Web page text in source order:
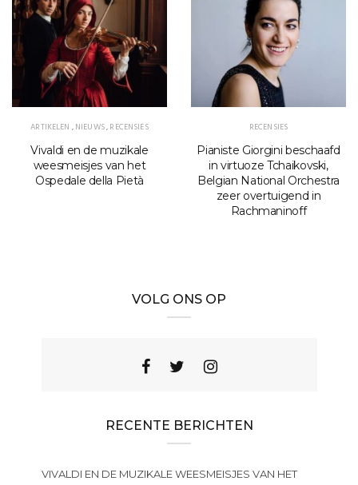
ARTIKELEN ,NIEUWS,RECENSIES
Vivaldi en de muzikale
weesmeisjes van het
Ospedale della Pietà
RECENSIES
Pianiste Giorgini beschaafd
in virtuoze Tchaikovski,
Belgian National Orchestra
zeer overtuigend in
Rachmaninoff
VOLG ONS OP
RECENTE BERICHTEN
VIVALDI EN DE MUZIKALE WEESMEISJES VAN HET